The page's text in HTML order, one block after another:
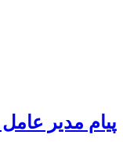
پیام مدیر